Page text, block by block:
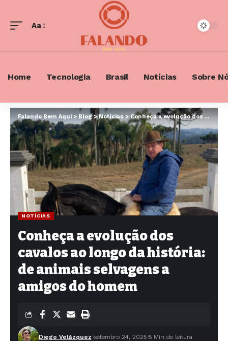
Font
Aa
Home Tecnologia Brasil Notícias Sobre
Falando Bem Aqui>Blog>Notícias> Conheça a evolução dos cavalos ao longo da história: de animais selvagens a amigos do homem
NOTÍCIAS
Conheça a evolução dos
cavalos ao longo da história:
de animais selvagens a
amigos do homem
Diego Velázquez setembro 24, 2025 5 Min de leitura